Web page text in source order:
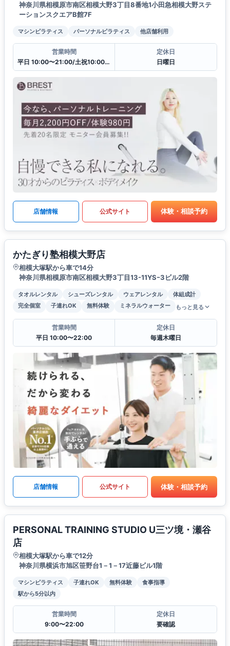
神奈川県相模原市南区相模大野3丁目8番地1小田急相模大野ステ
ーションスクエアB館7F
マシンピラティス パーソナルピラティス 他店舗利用
営業時間
平日 10:00〜21:00/土祝10:00〜19:30
定休日
日曜日
店舗情報 公式サイト 体験・相談予約
かたぎり塾相模大野店
相模大塚駅から車で14分
神奈川県相模原市南区相模大野3丁目13-11YSｰ3ビル2階
タオルレンタル シューズレンタル ウェアレンタル
体組成計
完全個室
子連れOK 無料体験 ミネラルウォーター もっと見る
営業時間
平日 10:00〜22:00
定休日
毎週木曜日
店舗情報 公式サイト 体験・相談予約
PERSONAL TRAINING STUDIO U三ツ境・瀬谷
店
相模大塚駅から車で12分
神奈川県横浜市旭区笹野台1－1－17近藤ビル1階
マシンピラティス 子連れOK 無料体験
食事指導
駅から5分以内
営業時間
9:00〜22:00
定休日
要確認